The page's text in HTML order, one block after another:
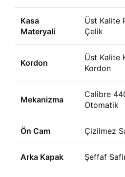
Kasa
Materyali
Üst Kalite
Çelik
Kordon
Üst Kalite
Kordon
Mekanizma
Calibre
Otomatik
Ön Cam Çizilmez
Arka Kapak Şeffaf